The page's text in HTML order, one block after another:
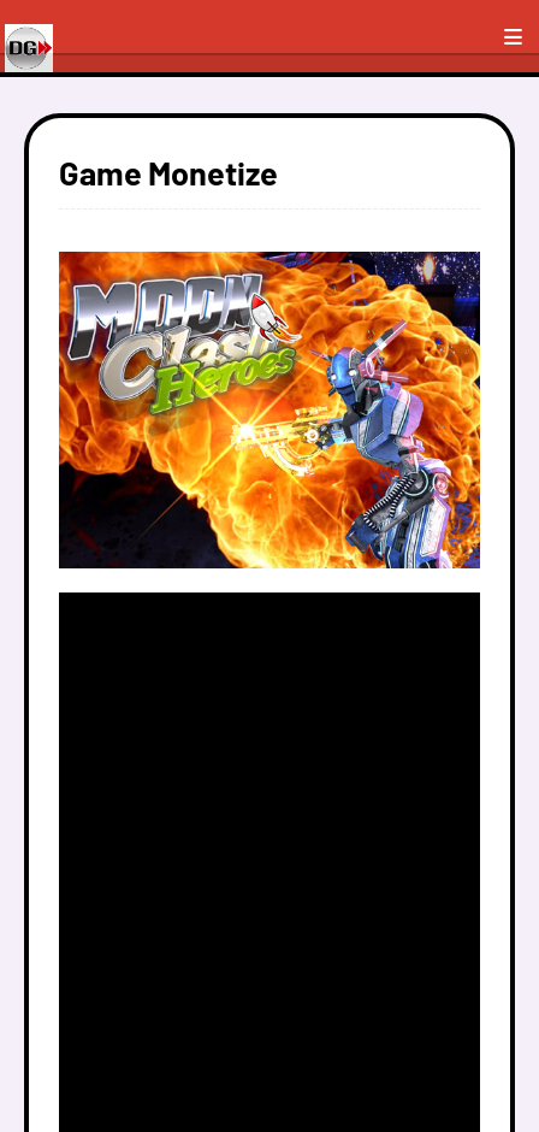
Game Monetize